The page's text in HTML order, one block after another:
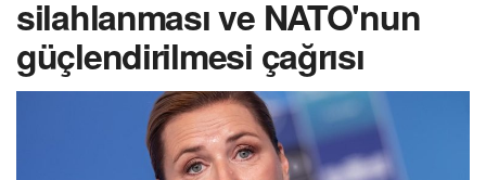
silahlanması ve NATO'nun
güçlendirilmesi çağrısı